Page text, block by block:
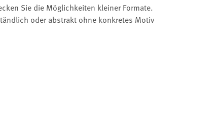
Sie die Möglichkeiten kleiner Formate.
oder abstrakt ohne konkretes Motiv